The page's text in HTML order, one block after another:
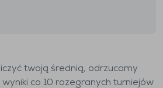
twoją średnią, odrzucamy
co 10 rozegranych turniejów